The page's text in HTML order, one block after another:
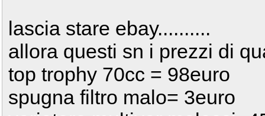
lascia stare ebay..........
allora questi sn i prezzi di
top trophy 70cc = 98euro
spugna filtro malo= 3euro